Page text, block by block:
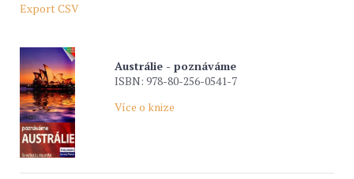
Export CSV
Austrálie - poznáváme
ISBN: 978-80-256-0541-7
Více o knize